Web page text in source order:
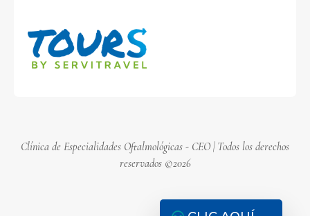
Clínica de Especialidades Oftalmológicas - CEO | Todos los derechos
reservados ©2026